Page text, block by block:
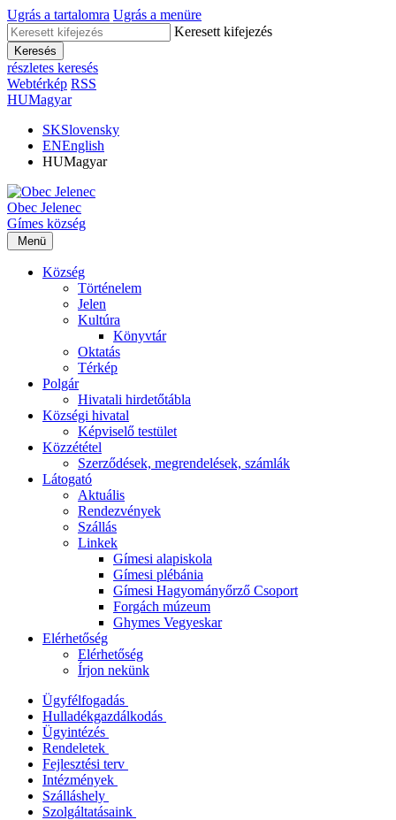
Ugrás a tartalomra Ugrás a menüre
Keresett kifejezés
Keresés
részletes keresés
Webtérkép RSS
HUMagyar
SKSlovensky
ENEnglish
HUMagyar
Obec Jelenec
Gímes község
Menü
Község
Történelem
Jelen
Kultúra
Könyvtár
Oktatás
Térkép
Polgár
Hivatali hirdetőtábla
Községi hivatal
Képviselő testület
Közzététel
Szerződések, megrendelések, számlák
Látogató
Aktuális
Rendezvények
Szállás
Linkek
Gímesi alapiskola
Gímesi plébánia
Gímesi Hagyományőrző Csoport
Forgách múzeum
Ghymes Vegyeskar
Elérhetőség
Elérhetőség
Írjon nekünk
Ügyfélfogadás
Hulladékgazdálkodás
Ügyintézés
Rendeletek
Fejlesztési terv
Intézmények
Szálláshely
Szolgáltatásaink